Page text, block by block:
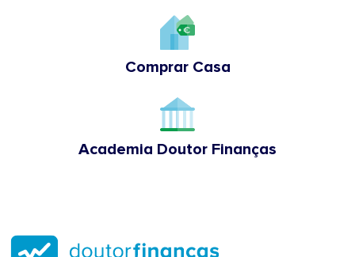
Comprar Casa
Academia Doutor Finanças